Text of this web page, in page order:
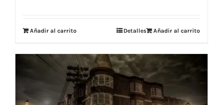
Añadir al carrito Añadir al carrito
Detalles